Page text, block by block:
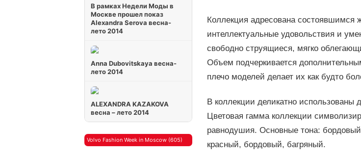
В рамках Недели Моды в
Москве прошел показ
Alexandra Serova весна-
лето 2014
Anna Dubovitskaya весна-
лето 2014
ALEXANDRA KAZAKOVA
весна – лето 2014
Volvo Fashion Week in Moscow (605)
Коллекция адресована состоявшимся
интеллектуальные удовольствия и
свободно струящиеся, мягко
Объем подчеркивается
плечо моделей делает их как будто
В коллекции деликатно использованы
Цветовая гамма коллекции
равнодушия. Основные тона:
красный, бордовый, багряный.